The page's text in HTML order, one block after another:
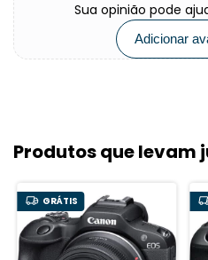
Sua opinião pode
Adicionar
Produtos que levam
GRÁTIS